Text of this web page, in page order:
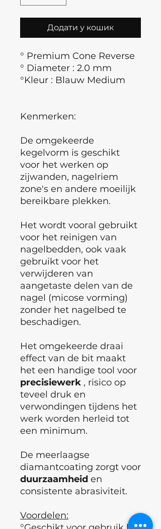
Додати у кошик
° Premium Cone Reverse
° Diameter : 2.0 mm
°Kleur : Blauw Medium
Kenmerken:
De omgekeerde
kegelvorm is geschikt
voor het werken op
zijwanden, nagelriem
zone's en andere moeilijk
bereikbare plekken.
Het wordt vooral gebruikt
voor het reinigen van
nagelbedden, ook vaak
gebruikt voor het
verwijderen van
aangetaste delen van de
nagel (micose vorming)
zonder het nagelbed te
beschadigen.
Het omgekeerde draai
effect van de bit maakt
het een handige tool voor
precisiewerk , risico op
teveel druk en
verwondingen tijdens het
werk worden herleid tot
een minimum.
De meerlaagse
diamantcoating zorgt voor
duurzaamheid en
consistente abrasiviteit.
Voordelen: